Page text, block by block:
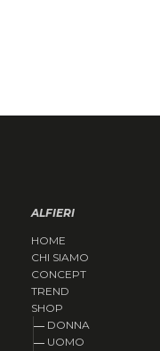
ALFIERI
HOME
CHI SIAMO
CONCEPT
TREND
SHOP
DONNA
UOMO